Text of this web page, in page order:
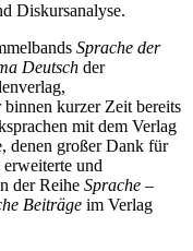
Diskursanalyse.
Sprache der
Deutsch der
kurzer Zeit bereits
mit dem Verlag
denen großer Dank für
und
der Reihe Sprache –
Beiträge im Verlag